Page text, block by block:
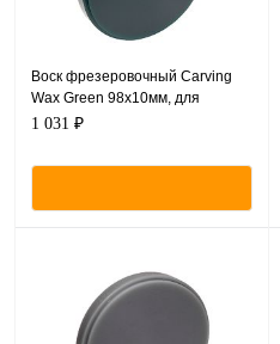
Воск фрезеровочный Carving
Wax Green 98х10мм, для
Базовой системы - CAM/CAM
1 031 ₽